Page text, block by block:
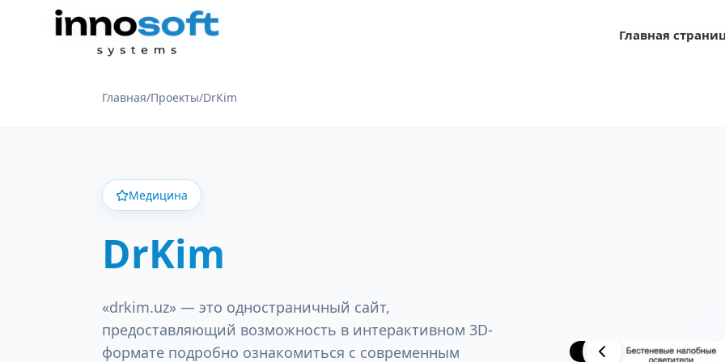
Главная
Главная
Главная/Проекты/DrKim
Медицина
DrKim
«drkim.uz» — это одностраничный сайт,
предоставляющий возможность в интерактивном 3D-
формате подробно ознакомиться с современным
Вид проекта